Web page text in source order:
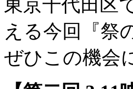
東京千代田区
える今回『祭
ぜひこの機会